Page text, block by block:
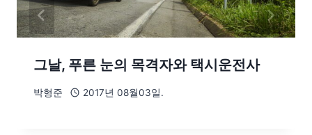
그날, 푸른 눈의 목격자와 택시운전사
박형준 2017년 08월03일.